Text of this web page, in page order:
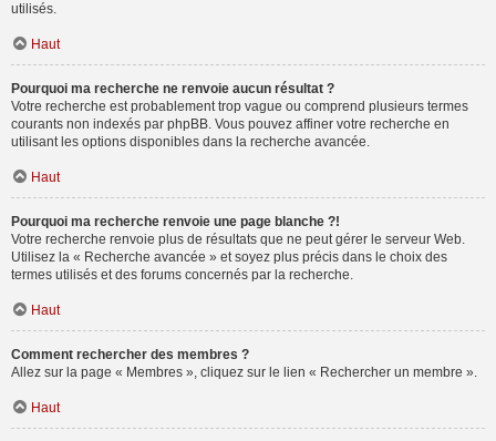
utilisés.
Haut
Pourquoi ma recherche ne renvoie aucun résultat ?
Votre recherche est probablement trop vague ou comprend plusieurs termes
courants non indexés par phpBB. Vous pouvez affiner votre recherche en
utilisant les options disponibles dans la recherche avancée.
Haut
Pourquoi ma recherche renvoie une page blanche ?!
Votre recherche renvoie plus de résultats que ne peut gérer le serveur Web.
Utilisez la « Recherche avancée » et soyez plus précis dans le choix des
termes utilisés et des forums concernés par la recherche.
Haut
Comment rechercher des membres ?
Allez sur la page « Membres », cliquez sur le lien « Rechercher un membre ».
Haut